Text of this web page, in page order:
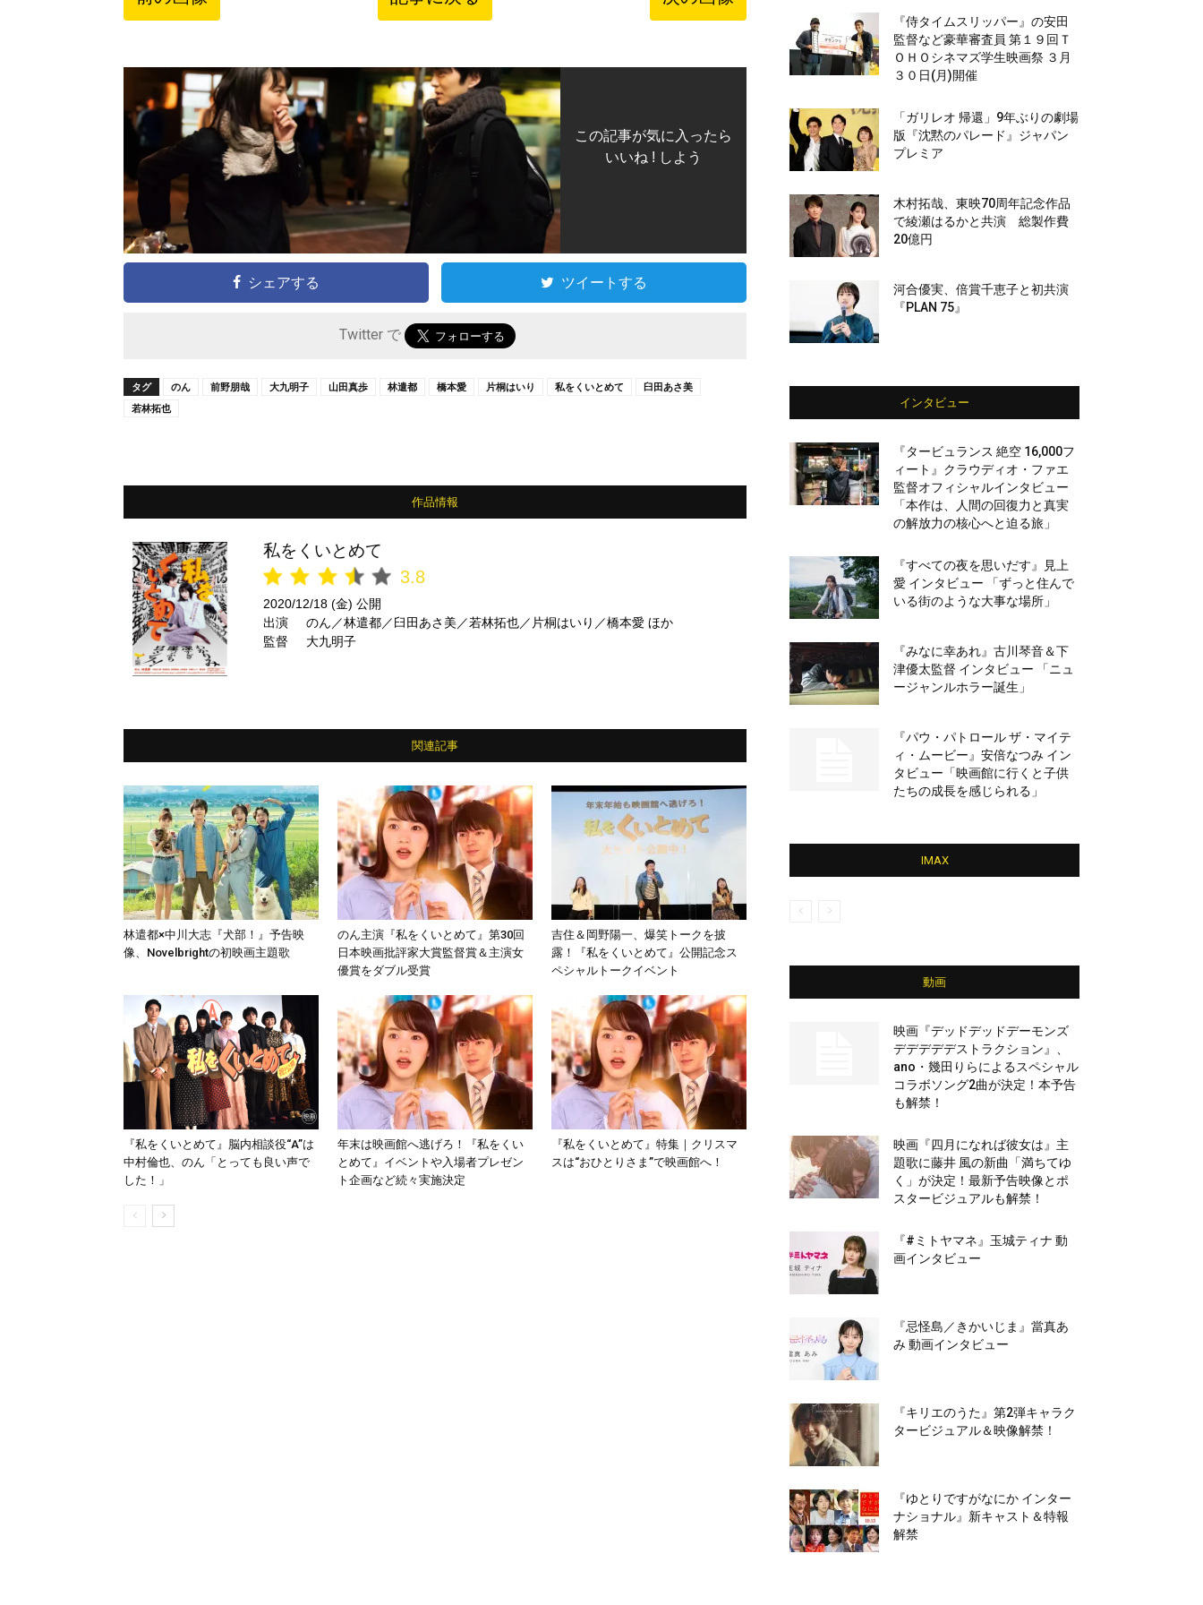
この記事が気に入ったら
いいね ! しよう
シェアする ツイートする
Twitter で
タグ のん 前野朋哉 大九明子 山田真歩 林遣都 橋本愛 片桐はいり 私をくいとめて
臼田あさ美
若林拓也
作品情報
私をくいとめて
3.8
2020/12/18 (金) 公開
出演
のん／林遣都／臼田あさ美／若林拓也／片桐はいり／橋本愛 ほか
監督
大九明子
関連記事
林遣都×中川大志『犬部！』予告映
像、Novelbrightの初映画主題歌
のん主演『私をくいとめて』第30回
日本映画批評家大賞監督賞＆主演女
優賞をダブル受賞
吉住＆岡野陽一、爆笑トークを披
露！『私をくいとめて』公開記念ス
ペシャルトークイベント
『私をくいとめて』脳内相談役“A”は
中村倫也、のん「とっても良い声で
した！」
年末は映画館へ逃げろ！『私をくい
とめて』イベントや入場者プレゼン
ト企画など続々実施決定
『私をくいとめて』特集｜クリスマ
スは“おひとりさま”で映画館へ！
『侍タイムスリッパー』の安田
監督など豪華審査員 第１９回Ｔ
ＯＨＯシネマズ学生映画祭 ３月
３０日(月)開催
「ガリレオ 帰還」9年ぶりの劇場
版『沈黙のパレード』ジャパン
プレミア
木村拓哉、東映70周年記念作品
で綾瀬はるかと共演 総製作費
20億円
河合優実、倍賞千恵子と初共演
『PLAN 75』
インタビュー
『タービュランス 絶空 16,000フ
ィート』クラウディオ・ファエ
監督オフィシャルインタビュー
「本作は、人間の回復力と真実
の解放力の核心へと迫る旅」
『すべての夜を思いだす』見上
愛 インタビュー 「ずっと住んで
いる街のような大事な場所」
『みなに幸あれ』古川琴音＆下
津優太監督 インタビュー 「ニュ
ージャンルホラー誕生」
『パウ・パトロール ザ・マイテ
ィ・ムービー』安倍なつみ イン
タビュー「映画館に行くと子供
たちの成長を感じられる」
IMAX
動画
映画『デッドデッドデーモンズ
デデデデデストラクション』、
ano・幾田りらによるスペシャル
コラボソング2曲が決定！本予告
も解禁！
映画『四月になれば彼女は』主
題歌に藤井 風の新曲「満ちてゆ
く」が決定！最新予告映像とポ
スタービジュアルも解禁！
『#ミトヤマネ』玉城ティナ 動
画インタビュー
『忌怪島／きかいじま』當真あ
み 動画インタビュー
『キリエのうた』第2弾キャラク
タービジュアル＆映像解禁！
『ゆとりですがなにか インター
ナショナル』新キャスト＆特報
解禁